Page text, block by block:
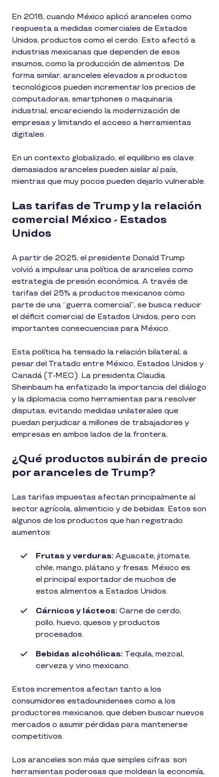
En 2018, cuando México aplicó aranceles como
respuesta a medidas comerciales de Estados
Unidos, productos como el cerdo. Esto afectó a
industrias mexicanas que dependen de esos
insumos, como la producción de alimentos. De
forma similar, aranceles elevados a productos
tecnológicos pueden incrementar los precios de
computadoras, smartphones o maquinaria
industrial, encareciendo la modernización de
empresas y limitando el acceso a herramientas
digitales.
En un contexto globalizado, el equilibrio es clave:
demasiados aranceles pueden aislar al país,
mientras que muy pocos pueden dejarlo vulnerable.
Las tarifas de Trump y la relación
comercial México - Estados
Unidos
A partir de 2025, el presidente Donald Trump
volvió a impulsar una política de aranceles como
estrategia de presión económica. A través de
tarifas del 25% a productos mexicanos como
parte de una “guerra comercial”, se busca reducir
el déficit comercial de Estados Unidos, pero con
importantes consecuencias para México.
Esta política ha tensado la relación bilateral, a
pesar del Tratado entre México, Estados Unidos y
Canadá (T-MEC). La presidenta Claudia
Sheinbaum ha enfatizado la importancia del diálogo
y la diplomacia como herramientas para resolver
disputas, evitando medidas unilaterales que
puedan perjudicar a millones de trabajadores y
empresas en ambos lados de la frontera.
¿Qué productos subirán de precio
por aranceles de Trump?
Las tarifas impuestas afectan principalmente al
sector agrícola, alimenticio y de bebidas. Estos son
algunos de los productos que han registrado
aumentos:
Frutas y verduras: Aguacate, jitomate,
chile, mango, plátano y fresas. México es
el principal exportador de muchos de
estos alimentos a Estados Unidos.
Cárnicos y lácteos: Carne de cerdo,
pollo, huevo, quesos y productos
procesados.
Bebidas alcohólicas: Tequila, mezcal,
cerveza y vino mexicano.
Estos incrementos afectan tanto a los
consumidores estadounidenses como a los
productores mexicanos, que deben buscar nuevos
mercados o asumir pérdidas para mantenerse
competitivos.
Los aranceles son más que simples cifras: son
herramientas poderosas que moldean la economía,